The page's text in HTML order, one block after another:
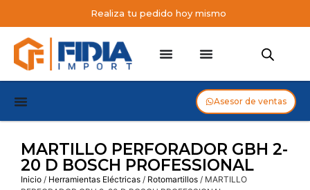
Realiza tu pedido hoy mismo
Asesor de ventas
MARTILLO PERFORADOR GBH 2-
20 D BOSCH PROFESSIONAL
Inicio / Herramientas Eléctricas / Rotomartillos / MARTILLO